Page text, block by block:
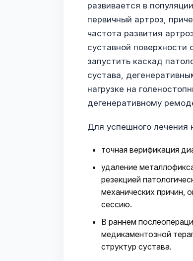
развивается в
первичный артроз,
частота развития
суставной
запустить каскад
сустава,
нагрузке на
дегенеративному
Для успешного лечения
точная верификация
удаление
резекцией
механических причин,
сессию.
В раннем
медикаментозной
структур сустава.